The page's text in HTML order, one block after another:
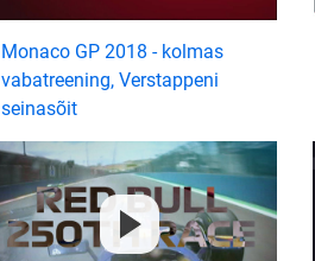
Monaco GP 2018 - kolmas
vabatreening, Verstappeni
seinasõit